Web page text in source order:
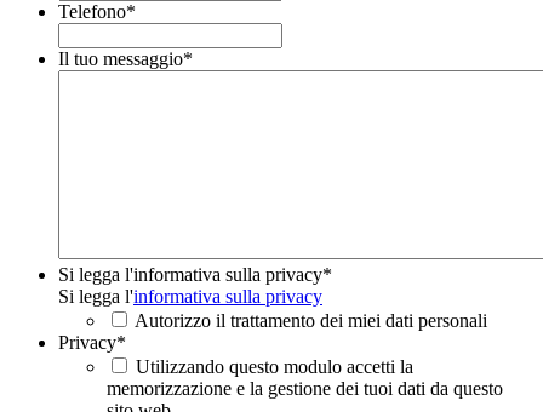
Telefono*
Il tuo messaggio*
Si legga l'informativa sulla privacy*
Si legga l'informativa sulla privacy
Autorizzo il trattamento dei miei dati personali
Privacy*
Utilizzando questo modulo accetti la
memorizzazione e la gestione dei tuoi dati da questo